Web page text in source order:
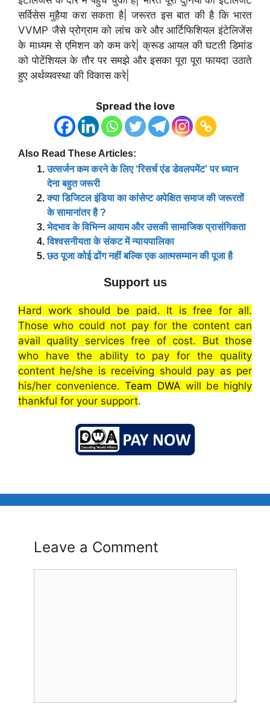
सर्विसेस मुहैया करा सकता है| जरूरत इस बात की है कि भारत
VVMP जैसे प्रोग्राम को लांच करे और आर्टिफिशियल इंटेलिजेंस
के माध्यम से एमिशन को कम करे| क्रूड आयल की घटती डिमांड
को पोटेंशियल के तौर पर समझे और इसका पूरा पूरा फायदा उठाते
हुए अर्थव्यवस्था की विकास करे|
Spread the love
Also Read These Articles:
उत्सर्जन कम करने के लिए ‘रिसर्च एंड डेवलपमेंट’ पर ध्यान
देना बहुत जरूरी
क्या डिजिटल इंडिया का कांसेप्ट अपेक्षित समाज की जरूरतों
के सामानांतर है ?
भेदभाव के विभिन्न आयाम और उसकी सामाजिक प्रासंगिकता
विश्वसनीयता के संकट में न्यायपालिका
छठ पूजा कोई ढोंग नहीं बल्कि एक आत्मसम्मान की पूजा है
Support us
Hard work should be paid. It is free for all.
Those who could not pay for the content can
avail quality services free of cost. But those
who have the ability to pay for the quality
content he/she is receiving should pay as per
his/her convenience.Team DWA will be highly
thankful for your support.
Leave a Comment